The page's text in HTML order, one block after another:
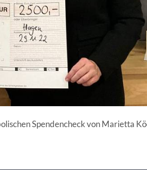
Spendencheck von Marietta